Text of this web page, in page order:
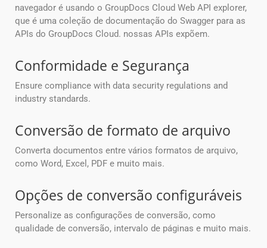
navegador é usando o GroupDocs Cloud Web API explorer,
que é uma coleção de documentação do Swagger para as
APIs do GroupDocs Cloud. nossas APIs expõem.
Conformidade e Segurança
Ensure compliance with data security regulations and
industry standards.
Conversão de formato de arquivo
Converta documentos entre vários formatos de arquivo,
como Word, Excel, PDF e muito mais.
Opções de conversão configuráveis
Personalize as configurações de conversão, como
qualidade de conversão, intervalo de páginas e muito mais.